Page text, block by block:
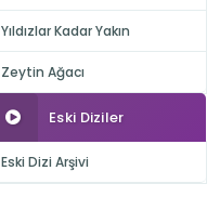
Yıldızlar Kadar Yakın
Zeytin Ağacı
Eski Diziler
Eski Dizi Arşivi